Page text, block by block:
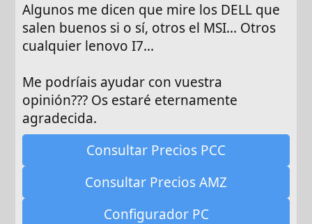
Algunos me dicen que mire los DELL que
salen buenos si o sí, otros el MSI... Otros
cualquier lenovo I7...
Me podríais ayudar con vuestra
opinión??? Os estaré eternamente
agradecida.
Consultar Precios PCC
Consultar Precios AMZ
Configurador PC